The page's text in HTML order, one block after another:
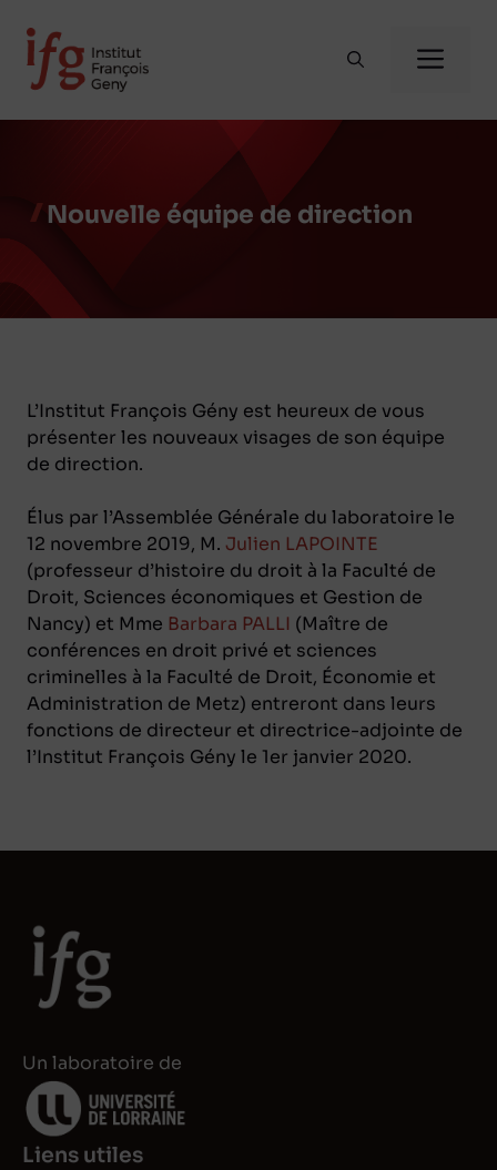
contenu
Nouvelle équipe de direction
L’Institut François Gény est heureux de vous
présenter les nouveaux visages de son équipe
de direction.
Élus par l’Assemblée Générale du laboratoire le
12 novembre 2019, M. Julien LAPOINTE
(professeur d’histoire du droit à la Faculté de
Droit, Sciences économiques et Gestion de
Nancy) et Mme Barbara PALLI (Maître de
conférences en droit privé et sciences
criminelles à la Faculté de Droit, Économie et
Administration de Metz) entreront dans leurs
fonctions de directeur et directrice-adjointe de
l’Institut François Gény le 1er janvier 2020.
Un laboratoire de
Liens utiles